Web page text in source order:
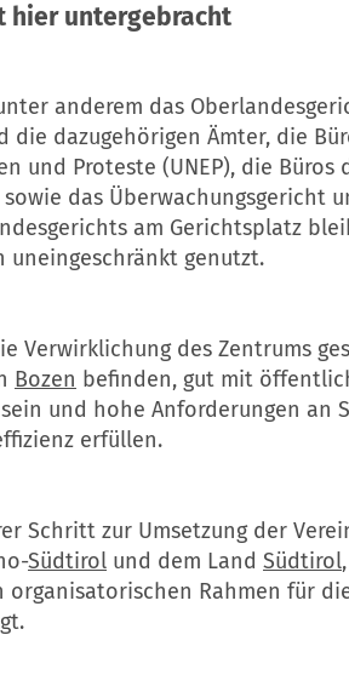
hier untergebracht
anderem das
die dazugehörigen Ämter, die
und Proteste (UNEP), die Büros
sowie das Überwachungsgericht
am Gerichtsplatz
genutzt.
Verwirklichung des Zentrums
Bozen befinden, gut mit
und hohe Anforderungen an
erfüllen.
Schritt zur Umsetzung der
Südtirol und dem Land Südtirol
organisatorischen Rahmen für